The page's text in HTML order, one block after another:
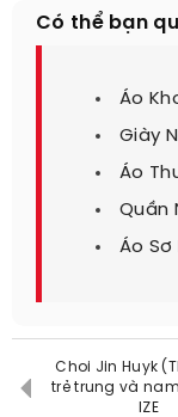
Có thể bạn
Áo
Giày
Áo
Quần
Áo Sơ
Choi Jin Huyk
trẻ trung và
IZE